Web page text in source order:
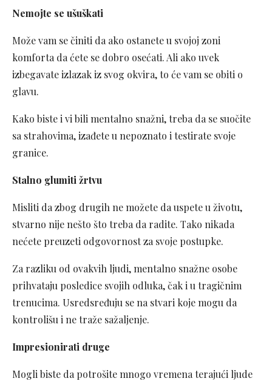
Nemojte se ušuškati
Može vam se činiti da ako ostanete u svojoj zoni
komforta da ćete se dobro osećati. Ali ako uvek
izbegavate izlazak iz svog okvira, to će vam se obiti o
glavu.
Kako biste i vi bili mentalno snažni, treba da se suočite
sa strahovima, izađete u nepoznato i testirate svoje
granice.
Stalno glumiti žrtvu
Misliti da zbog drugih ne možete da uspete u životu,
stvarno nije nešto što treba da radite. Tako nikada
nećete preuzeti odgovornost za svoje postupke.
Za razliku od ovakvih ljudi, mentalno snažne osobe
prihvataju posledice svojih odluka, čak i u tragičnim
trenucima. Usredsređuju se na stvari koje mogu da
kontrolišu i ne traže sažaljenje.
Impresionirati druge
Mogli biste da potrošite mnogo vremena terajući ljude